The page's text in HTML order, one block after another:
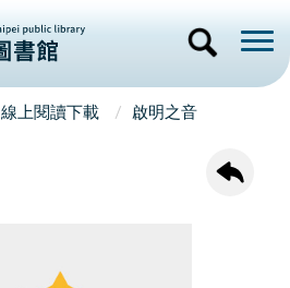
線上閱讀下載 啟明之音